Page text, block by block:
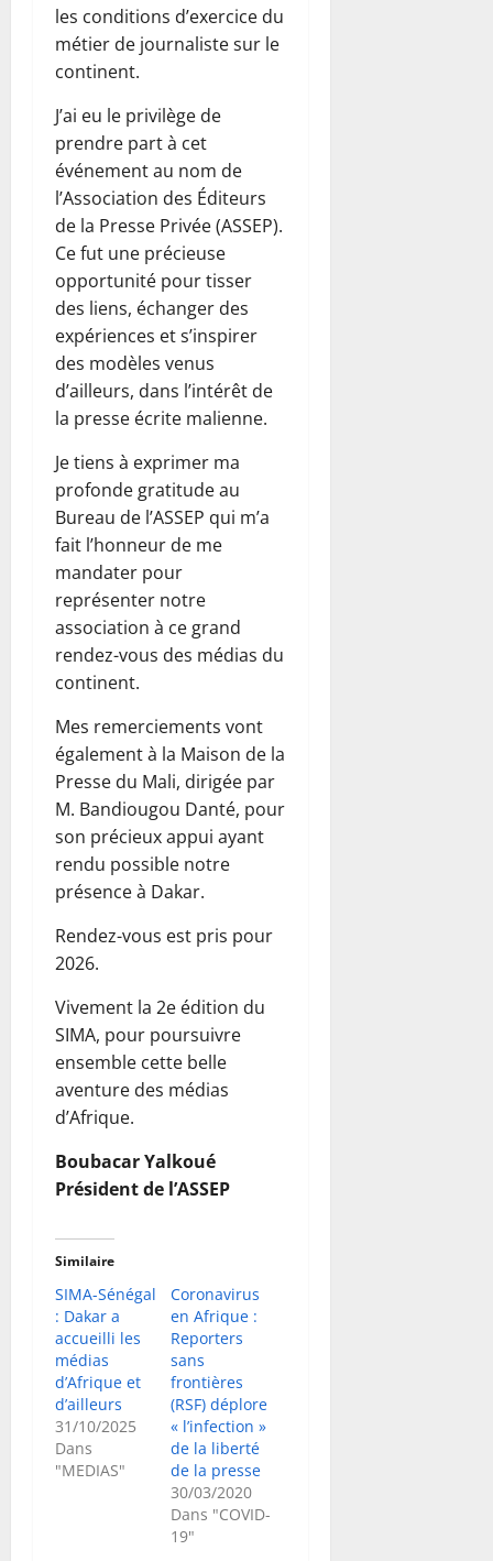
les conditions d’exercice du
métier de journaliste sur le
continent.
J’ai eu le privilège de
prendre part à cet
événement au nom de
l’Association des Éditeurs
de la Presse Privée (ASSEP).
Ce fut une précieuse
opportunité pour tisser
des liens, échanger des
expériences et s’inspirer
des modèles venus
d’ailleurs, dans l’intérêt de
la presse écrite malienne.
Je tiens à exprimer ma
profonde gratitude au
Bureau de l’ASSEP qui m’a
fait l’honneur de me
mandater pour
représenter notre
association à ce grand
rendez-vous des médias du
continent.
Mes remerciements vont
également à la Maison de la
Presse du Mali, dirigée par
M. Bandiougou Danté, pour
son précieux appui ayant
rendu possible notre
présence à Dakar.
Rendez-vous est pris pour
2026.
Vivement la 2e édition du
SIMA, pour poursuivre
ensemble cette belle
aventure des médias
d’Afrique.
Boubacar Yalkoué
Président de l’ASSEP
Similaire
SIMA-Sénégal
: Dakar a
accueilli les
médias
d’Afrique et
d’ailleurs
31/10/2025
Dans
"MEDIAS"
Coronavirus
en Afrique :
Reporters
sans
frontières
(RSF) déplore
« l’infection »
de la liberté
de la presse
30/03/2020
Dans "COVID-
19"